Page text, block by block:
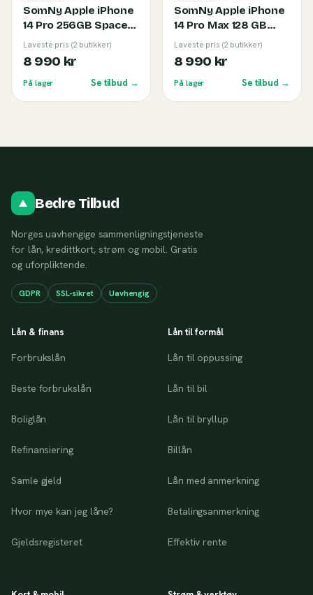
SomNy Apple iPhone
14 Pro 256GB Space
Black (B)
Laveste pris (2 butikker)
8 990 kr
På lager Se tilbud →
SomNy Apple iPhone
14 Pro Max 128 GB
Black (B)
Laveste pris (2 butikker)
8 990 kr
På lager Se tilbud →
Bedre Tilbud
Norges uavhengige sammenligningstjeneste
for lån, kredittkort, strøm og mobil. Gratis
og uforpliktende.
GDPR SSL-sikret Uavhengig
Lån & finans
Forbrukslån
Beste forbrukslån
Boliglån
Refinansiering
Samle gjeld
Hvor mye kan jeg låne?
Gjeldsregisteret
Lån til formål
Lån til oppussing
Lån til bil
Lån til bryllup
Billån
Lån med anmerkning
Betalingsanmerkning
Effektiv rente